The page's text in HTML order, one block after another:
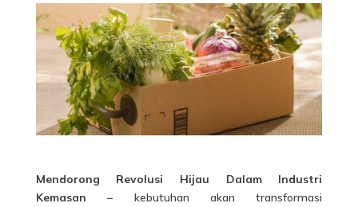
Mendorong Revolusi Hijau Dalam Industri
Kemasan– kebutuhan akan transformasi